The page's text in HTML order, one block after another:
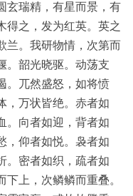
玄瑞精，有星而景，有
得之，发为红英。英之
兰。我研物情，次第而
。韶光晓驱。动荡支
。兀然盛怒，如将愤
，万状皆绝。赤者如
。向者如迎，背者如
，仰者如悦。袅者如
。密者如织，疏者如
上，次鳞鳞而重叠。